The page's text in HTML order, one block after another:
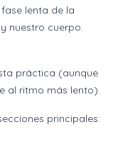
lenta de la
nuestro cuerpo.
práctica (aunque
al ritmo más lento).
principales: